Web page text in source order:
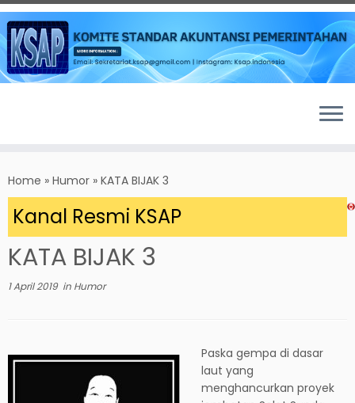
to
content
Home » Humor » KATA BIJAK 3
Resmi KSAP
KATA BIJAK 3
1 April 2019in Humor
Paska gempa di dasar
laut yang
menghancurkan proyek